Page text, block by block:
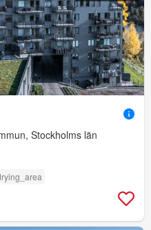
Stockholms län